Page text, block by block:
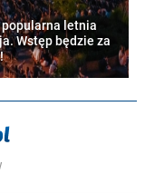
popularna letnia
Wstęp będzie za